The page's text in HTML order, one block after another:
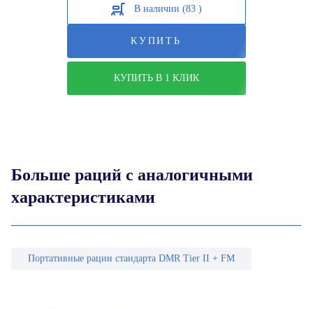
В наличии (83 )
КУПИТЬ
КУПИТЬ В 1 КЛИК
Больше раций с аналогичными
характеристиками
Портативные рации стандарта DMR Tier II + FM